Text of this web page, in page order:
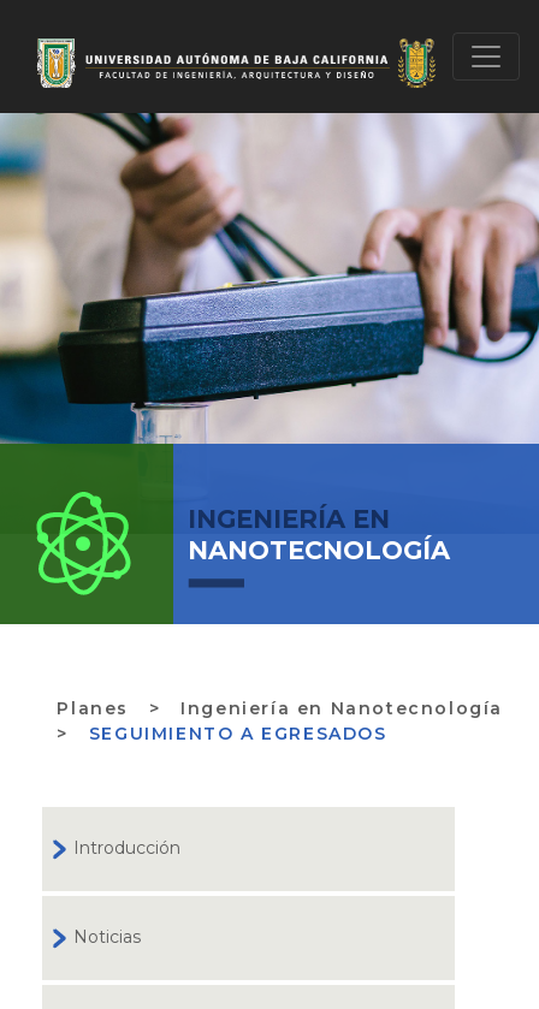
INGENIERÍA EN
NANOTECNOLOGÍA
Planes > Ingeniería en Nanotecnología
>
SEGUIMIENTO A EGRESADOS
Introducción
Noticias